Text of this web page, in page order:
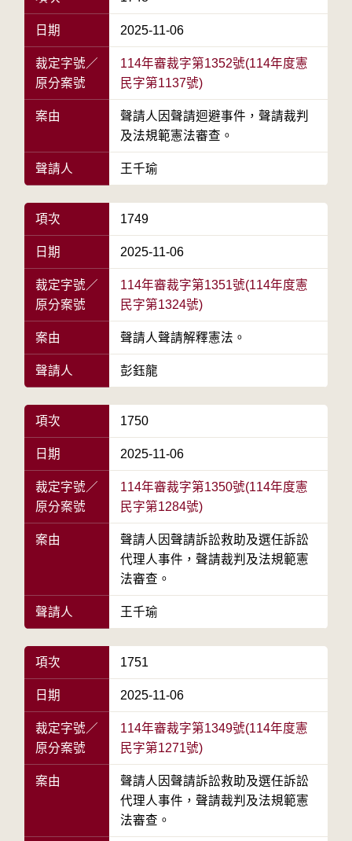
日期 2025-11-06
裁定字號／
原分案號
114年審裁字第1352號(114年度憲
民字第1137號)
案由
聲請人因聲請迴避事件，聲請裁判
及法規範憲法審查。
聲請人 王千瑜
項次 1749
日期 2025-11-06
裁定字號／
原分案號
114年審裁字第1351號(114年度憲
民字第1324號)
案由 聲請人聲請解釋憲法。
聲請人 彭鈺龍
項次 1750
日期 2025-11-06
裁定字號／
原分案號
114年審裁字第1350號(114年度憲
民字第1284號)
案由
聲請人因聲請訴訟救助及選任訴訟
代理人事件，聲請裁判及法規範憲
法審查。
聲請人 王千瑜
項次 1751
日期 2025-11-06
裁定字號／
原分案號
114年審裁字第1349號(114年度憲
民字第1271號)
案由
聲請人因聲請訴訟救助及選任訴訟
代理人事件，聲請裁判及法規範憲
法審查。